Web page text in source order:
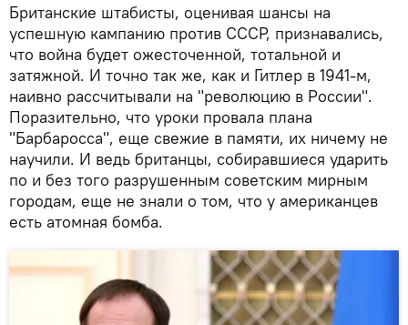
Британские штабисты, оценивая шансы на
успешную кампанию против СССР, признавались,
что война будет ожесточенной, тотальной и
затяжной. И точно так же, как и Гитлер в 1941-м,
наивно рассчитывали на "революцию в России".
Поразительно, что уроки провала плана
"Барбаросса", еще свежие в памяти, их ничему не
научили. И ведь британцы, собиравшиеся ударить
по и без того разрушенным советским мирным
городам, еще не знали о том, что у американцев
есть атомная бомба.